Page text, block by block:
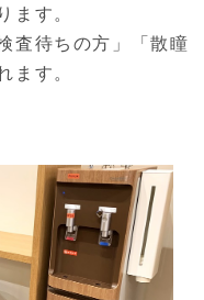
ます。
査待ちの方」「散瞳
ます。